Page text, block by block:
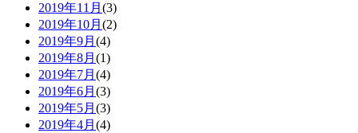
2019年11月 (3)
2019年10月 (2)
2019年9月 (4)
2019年8月 (1)
2019年7月 (4)
2019年6月 (3)
2019年5月 (3)
2019年4月 (4)